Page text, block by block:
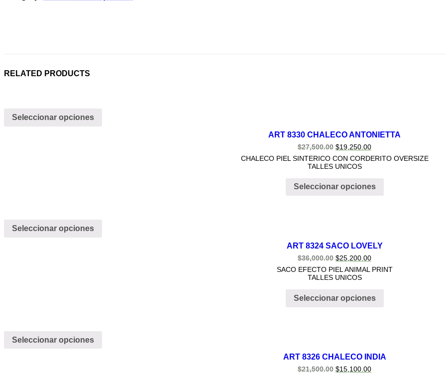
RELATED PRODUCTS
Seleccionar opciones
ART 8330 CHALECO ANTONIETTA
$27,500.00 $19,250.00
CHALECO PIEL SINTERICO CON CORDERITO OVERSIZE
TALLES UNICOS
Seleccionar opciones
Seleccionar opciones
ART 8324 SACO LOVELY
$36,000.00 $25,200.00
SACO EFECTO PIEL ANIMAL PRINT
TALLES UNICOS
Seleccionar opciones
Seleccionar opciones
ART 8326 CHALECO INDIA
$21,500.00 $15,100.00